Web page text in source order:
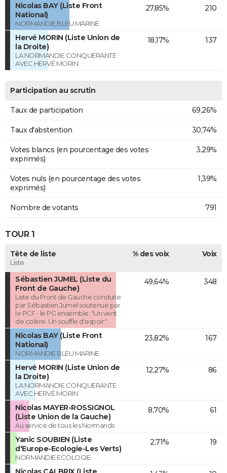
Nicolas BAY (Liste Front
National)
NORMANDIE BLEU MARINE
27,85% 210
Hervé MORIN (Liste Union de
la Droite)
LA NORMANDIE CONQUERANTE
AVEC HERVÉ MORIN
18,17% 137
Participation au scrutin
Taux de participation 69,26%
Taux d'abstention 30,74%
Votes blancs (en pourcentage des votes
exprimés)
3,29%
Votes nuls (en pourcentage des votes
exprimés)
1,39%
Nombre de votants 791
TOUR 1
Tête de liste
Liste
% des voix Voix
Sébastien JUMEL (Liste du
Front de Gauche)
Liste du Front de Gauche conduite
par Sébastien Jumel soutenue par
le PCF - le PG ensemble. "Un vent
de colère. Un souffle d'espoir."
49,64% 348
Nicolas BAY (Liste Front
National)
NORMANDIE BLEU MARINE
23,82% 167
Hervé MORIN (Liste Union de
la Droite)
LA NORMANDIE CONQUERANTE
AVEC HERVÉ MORIN
12,27% 86
Nicolas MAYER-ROSSIGNOL
(Liste Union de la Gauche)
Au service de tous les Normands
8,70% 61
Yanic SOUBIEN (Liste
d'Europe-Ecologie-Les Verts)
NORMANDIE ECOLOGIE
2,71% 19